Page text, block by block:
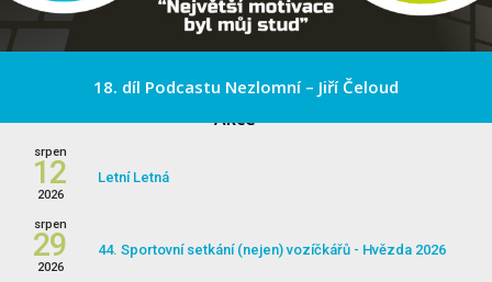
Létání bez bariér? Často to bohužel neplatí
Akce
srpen
12
2026
Letní Letná
srpen
29
2026
44. Sportovní setkání (nejen) vozíčkářů - Hvězda 2026